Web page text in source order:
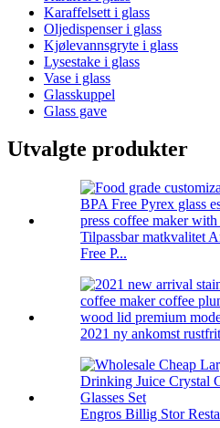
Karaffelsett i glass
Oljedispenser i glass
Kjølevannsgryte i glass
Lysestake i glass
Vase i glass
Glasskuppel
Glass gave
Utvalgte produkter
Tilpassbar matkvalitet
Free P...
2021 ny ankomst
Engros Billig Stor